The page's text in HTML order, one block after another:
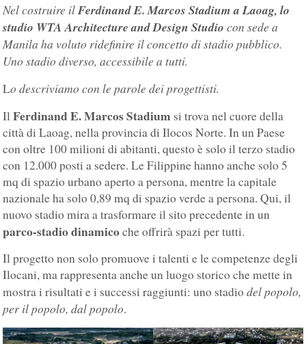
Nel costruire ilFerdinand E. Marcos Stadium a Laoag, lo
studio WTA Architecture and Design Studio con sede a
Manila ha voluto ridefinire il concetto di stadio pubblico.
Uno stadio diverso, accessibile a tutti.
Lo descriviamo con le parole dei progettisti.
IlFerdinand E. Marcos Stadium si trova nel cuore della
città di Laoag, nella provincia di Ilocos Norte. In un Paese
con oltre 100 milioni di abitanti, questo è solo il terzo stadio
con 12.000 posti a sedere. Le Filippine hanno anche solo 5
mq di spazio urbano aperto a persona, mentre la capitale
nazionale ha solo 0,89 mq di spazio verde a persona. Qui, il
nuovo stadio mira a trasformare il sito precedente in un
parco-stadio dinamicoche offrirà spazi per tutti.
Il progetto non solo promuove i talenti e le competenze degli
Ilocani, ma rappresenta anche un luogo storico che mette in
mostra i risultati e i successi raggiunti: uno stadiodel popolo,
per il popolo, dal popolo.